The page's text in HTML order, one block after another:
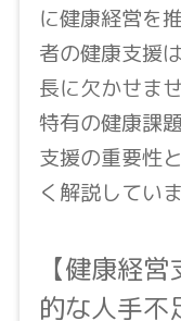
に健康経営を
者の健康支援
長に欠かせま
特有の健康課
支援の重要性
く解説していま
【健康経
的な人手不